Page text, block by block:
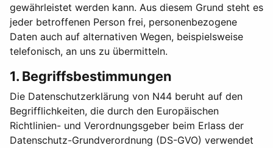
gewährleistet werden kann. Aus diesem Grund steht es
jeder betroffenen Person frei, personenbezogene
Daten auch auf alternativen Wegen, beispielsweise
telefonisch, an uns zu übermitteln.
1. Begriffsbestimmungen
Die Datenschutzerklärung von N44 beruht auf den
Begrifflichkeiten, die durch den Europäischen
Richtlinien- und Verordnungsgeber beim Erlass der
Datenschutz-Grundverordnung (DS-GVO) verwendet